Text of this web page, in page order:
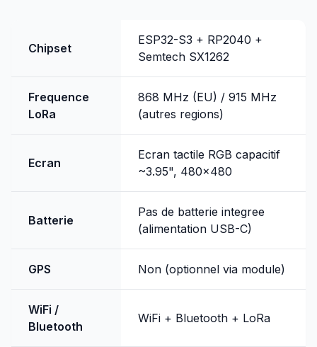
Chipset
ESP32-S3 + RP2040 +
Semtech SX1262
Frequence
LoRa
868 MHz (EU) / 915 MHz
(autres regions)
Ecran
Ecran tactile RGB capacitif
~3.95", 480x480
Batterie
Pas de batterie integree
(alimentation USB-C)
GPS Non (optionnel via module)
WiFi /
Bluetooth
WiFi + Bluetooth + LoRa